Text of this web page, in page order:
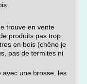
trouve en vente
produits pas trop
en bois (chêne je
pas de termites ni
avec une brosse, les